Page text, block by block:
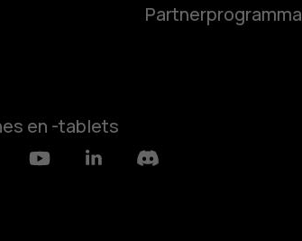
en -tablets
Partnerprogramma
YoutubeLinkedinDiscord